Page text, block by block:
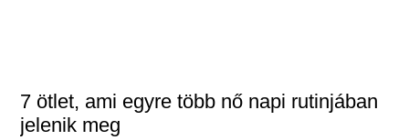
7 ötlet, ami egyre több nő napi rutinjában
jelenik meg